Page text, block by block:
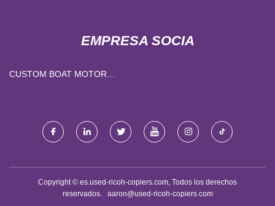
EMPRESA SOCIA
CUSTOM BOAT MOTOR
Copyright © es.used-ricoh-copiers.com, Todos los derechos
reservados. aaron@used-ricoh-copiers.com